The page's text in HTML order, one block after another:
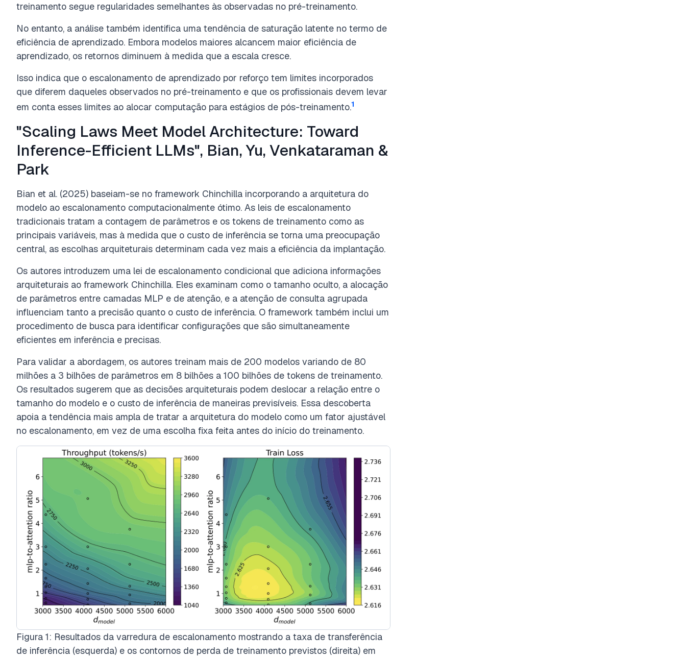
treinamento segue regularidades semelhantes às observadas no pré-treinamento.
No entanto, a análise também identifica uma tendência de saturação latente no termo de
eficiência de aprendizado. Embora modelos maiores alcancem maior eficiência de
aprendizado, os retornos diminuem à medida que a escala cresce.
Isso indica que o escalonamento de aprendizado por reforço tem limites incorporados
que diferem daqueles observados no pré-treinamento e que os profissionais devem levar
em conta esses limites ao alocar computação para estágios de pós-treinamento.1
"Scaling Laws Meet Model Architecture: Toward
Inference-Efficient LLMs", Bian, Yu, Venkataraman &
Park
Bian et al. (2025) baseiam-se no framework Chinchilla incorporando a arquitetura do
modelo ao escalonamento computacionalmente ótimo. As leis de escalonamento
tradicionais tratam a contagem de parâmetros e os tokens de treinamento como as
principais variáveis, mas à medida que o custo de inferência se torna uma preocupação
central, as escolhas arquiteturais determinam cada vez mais a eficiência da implantação.
Os autores introduzem uma lei de escalonamento condicional que adiciona informações
arquiteturais ao framework Chinchilla. Eles examinam como o tamanho oculto, a alocação
de parâmetros entre camadas MLP e de atenção, e a atenção de consulta agrupada
influenciam tanto a precisão quanto o custo de inferência. O framework também inclui um
procedimento de busca para identificar configurações que são simultaneamente
eficientes em inferência e precisas.
Para validar a abordagem, os autores treinam mais de 200 modelos variando de 80
milhões a 3 bilhões de parâmetros em 8 bilhões a 100 bilhões de tokens de treinamento.
Os resultados sugerem que as decisões arquiteturais podem deslocar a relação entre o
tamanho do modelo e o custo de inferência de maneiras previsíveis. Essa descoberta
apoia a tendência mais ampla de tratar a arquitetura do modelo como um fator ajustável
no escalonamento, em vez de uma escolha fixa feita antes do início do treinamento.
Figura 1: Resultados da varredura de escalonamento mostrando a taxa de transferência
de inferência (esquerda) e os contornos de perda de treinamento previstos (direita) em